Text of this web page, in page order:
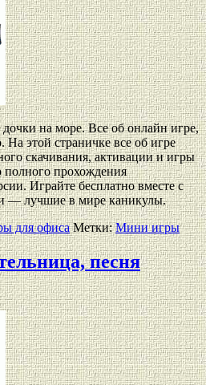
на море. Все об онлайн игре,
На этой страничке все об игре
скачивания, активации и игры
прохождения
Играйте бесплатно вместе с
— лучшие в мире каникулы.
для офиса Метки:Мини игры
песня